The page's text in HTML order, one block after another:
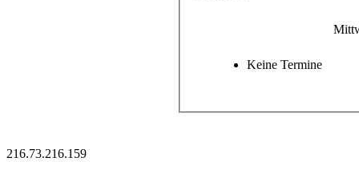
Keine Termine
216.73.216.159